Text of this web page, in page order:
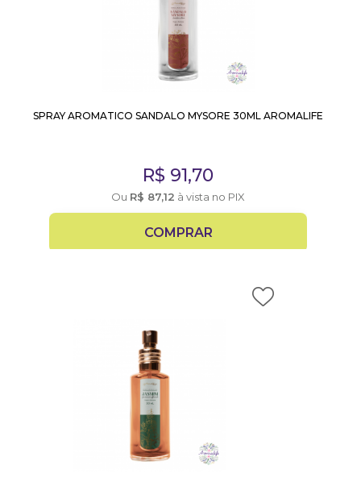
SPRAY AROMATICO SANDALO MYSORE 30ML AROMALIFE
R$ 91,70
Ou R$ 87,12 à vista no PIX
COMPRAR